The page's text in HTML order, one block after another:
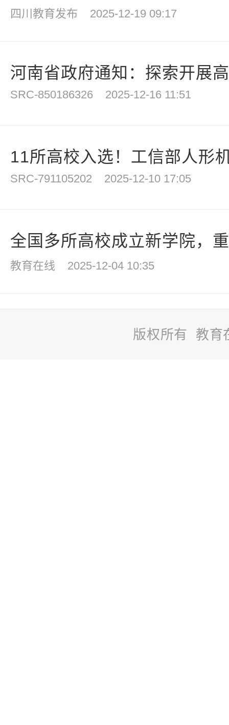
四川教育发布 2025-12-19 09:17
河南省政府通知：探索开展
SRC-850186326 2025-12-16 11:51
11所高校入选！工信部人形
SRC-791105202 2025-12-10 17:05
全国多所高校成立新学院，
教育在线 2025-12-04 10:35
版权所有 教育